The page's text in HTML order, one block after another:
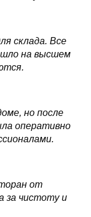
склада. Все
на высшем
но после
оперативно
от
за чистоту и